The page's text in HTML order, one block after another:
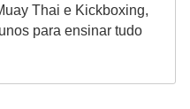
Thai e Kickboxing,
para ensinar tudo